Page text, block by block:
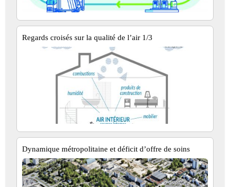
Regards croisés sur la qualité de l’air 1/3
Dynamique métropolitaine et déficit d’offre de soins